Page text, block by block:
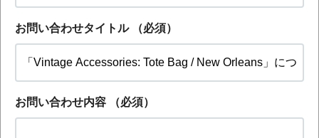
お問い合わせタイトル （必須）
お問い合わせ内容 （必須）